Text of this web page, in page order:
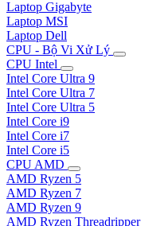
Laptop Gigabyte
Laptop MSI
Laptop Dell
CPU - Bộ Vi Xử Lý
CPU Intel
Intel Core Ultra 9
Intel Core Ultra 7
Intel Core Ultra 5
Intel Core i9
Intel Core i7
Intel Core i5
CPU AMD
AMD Ryzen 5
AMD Ryzen 7
AMD Ryzen 9
AMD Ryzen Threadripper